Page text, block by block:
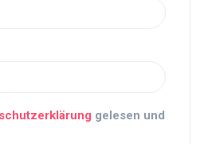
gelesen und